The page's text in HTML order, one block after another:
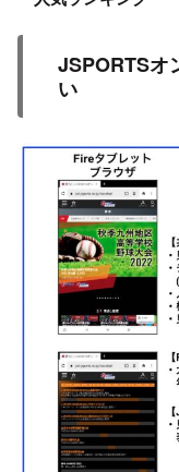
JSPORTSオ
い